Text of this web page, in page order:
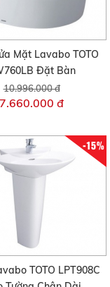
Mặt Lavabo TOTO
Đặt Bàn
10.996.000 đ
7.660.000 đ
-15%
TOTO LPT908C